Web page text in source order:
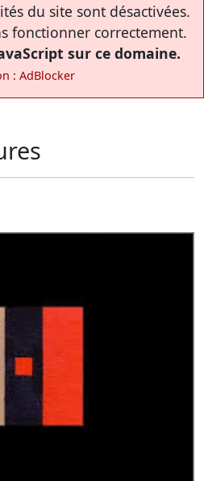
du site sont désactivées.
fonctionner correctement.
sur ce domaine.
: AdBlocker